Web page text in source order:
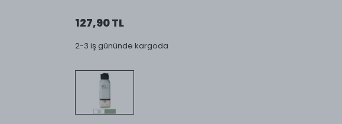
127,90 TL
2-3 iş gününde kargoda